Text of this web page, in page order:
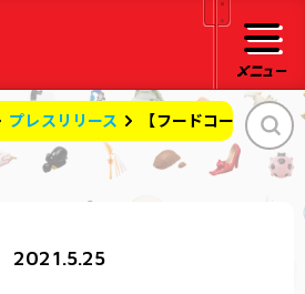
プレスリリース 【フードコートの呼
2021.5.25